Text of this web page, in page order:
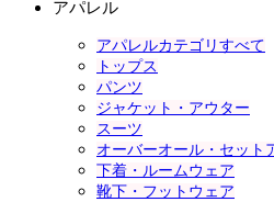
アパレル
アパレルカテゴリすべて
トップス
パンツ
ジャケット・アウター
スーツ
オーバーオール・セット
下着・ルームウェア
靴下・フットウェア